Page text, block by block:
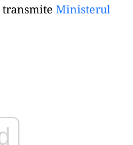
transmite Ministerul